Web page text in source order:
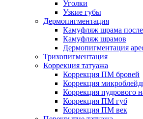
Уголки
Узкие губы
Дермопигментация
Камуфляж шрама
Камуфляж шрамов
Дермопигментация
Трихопигментация
Коррекция татуажа
Коррекция ПМ бровей
Коррекция
Коррекция пудрового
Коррекция ПМ губ
Коррекция ПМ век